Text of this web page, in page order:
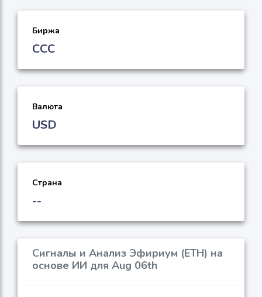
Биржа
CCC
Валюта
USD
Страна
--
Сигналы и Анализ Эфириум (ETH) на
основе ИИ для Aug 06th